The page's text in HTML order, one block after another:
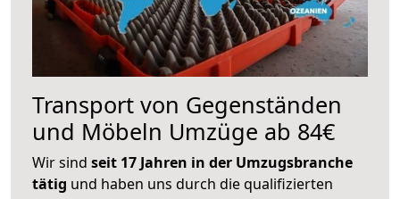
Transport von Gegenständen
und Möbeln Umzüge ab 84€
Wir sind seit 17 Jahren in der Umzugsbranche
tätig und haben uns durch die qualifizierten